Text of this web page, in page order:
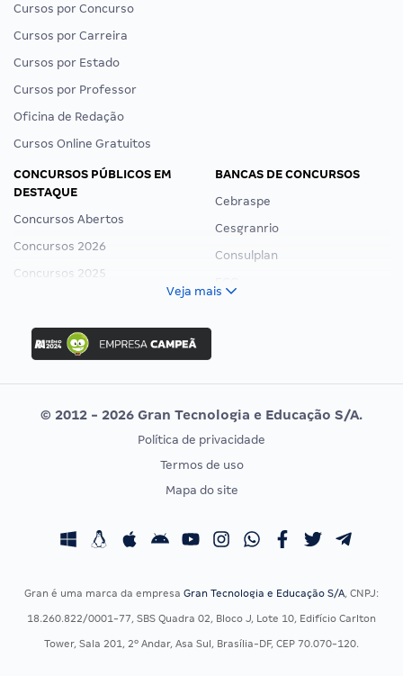
Cursos por Concurso
Cursos por Carreira
Cursos por Estado
Cursos por Professor
Oficina de Redação
Cursos Online Gratuitos
CONCURSOS PÚBLICOS EM
DESTAQUE
Concursos Abertos
Concursos 2026
Concursos 2025
Concurso Ibama
Concurso MPU
Editais publicados
BANCAS DE CONCURSOS
Cebraspe
Cesgranrio
Consulplan
Vunesp
CONCURSOS POR PROFISSÃO
Concursos Fiscais
Concursos Saúde
EXAME DE ORDEM
Calendário OAB
Veja mais
© 2012 - 2026 Gran Tecnologia e Educação S/A.
Política de privacidade
Termos de uso
Mapa do site
Gran é uma marca da empresa Gran Tecnologia e Educação S/A, CNPJ:
18.260.822/0001-77, SBS Quadra 02, Bloco J, Lote 10, Edifício Carlton
Tower, Sala 201, 2º Andar, Asa Sul, Brasília-DF, CEP 70.070-120.